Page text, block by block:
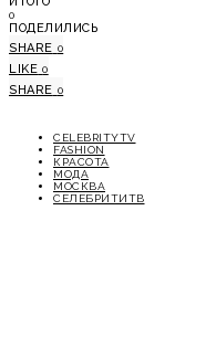
0
ПОДЕЛИЛИСЬ
SHARE 0
LIKE 0
SHARE 0
CELEBRITYTV
FASHION
КРАСОТА
МОДА
МОСКВА
СЕЛЕБРИТИТВ